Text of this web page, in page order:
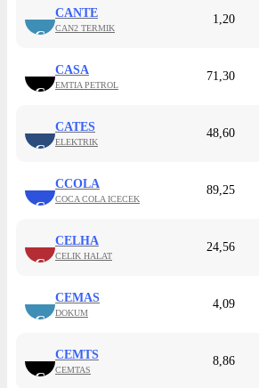
C
CANTE
CAN2 TERMIK
1,20
C
CASA
EMTIA PETROL
71,30
C
CATES
ELEKTRIK
48,60
C
CCOLA
COCA COLA ICECEK
89,25
C
CELHA
CELIK HALAT
24,56
C
CEMAS
DOKUM
4,09
C
CEMTS
CEMTAS
8,86